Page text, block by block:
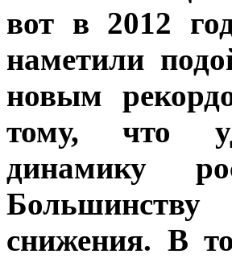
вот в 2012
наметили
новым
тому, что
динамику
Большинству
снижения. В